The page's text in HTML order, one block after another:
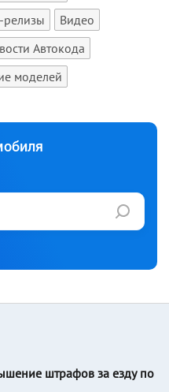
релизы
Видео
Автокода
моделей
штрафов за езду по